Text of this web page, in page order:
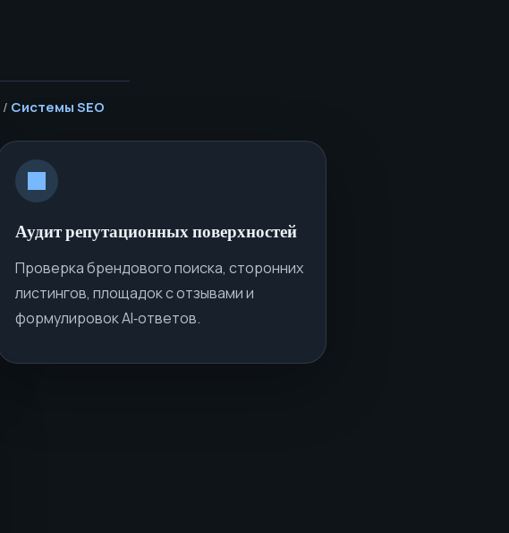
/ Системы SEO
Аудит репутационных поверхностей
Проверка брендового поиска, сторонних
листингов, площадок с отзывами и
формулировок AI‑ответов.